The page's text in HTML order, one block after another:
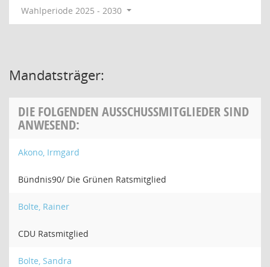
Wahlperiode 2025 - 2030
Mandatsträger:
DIE FOLGENDEN AUSSCHUSSMITGLIEDER SIND
ANWESEND:
Akono, Irmgard
Bündnis90/ Die Grünen Ratsmitglied
Bolte, Rainer
CDU Ratsmitglied
Bolte, Sandra